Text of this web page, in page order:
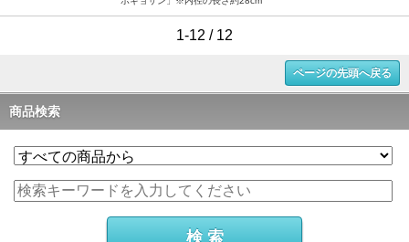
1-12 / 12
ページの先頭へ戻る
商品検索